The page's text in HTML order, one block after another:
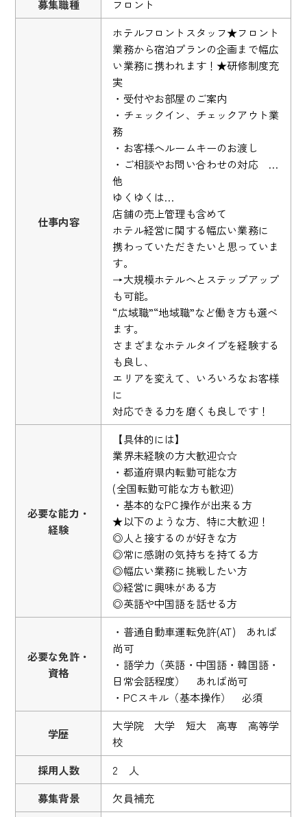
募集職種 フロント
仕事内容
ホテルフロントスタッフ★フロント
業務から宿泊プランの企画まで幅広
い業務に携われます！★研修制度充
実
・受付やお部屋のご案内
・チェックイン、チェックアウト業
務
・お客様へルームキーのお渡し
・ご相談やお問い合わせの対応 …
他
ゆくゆくは…
店舗の売上管理も含めて
ホテル経営に関する幅広い業務に
携わっていただきたいと思っていま
す。
→大規模ホテルへとステップアップ
も可能。
“広域職”“地域職”など働き方も選べ
ます。
さまざまなホテルタイプを経験する
も良し、
エリアを変えて、いろいろなお客様
に
対応できる力を磨くも良しです！
必要な能力・
経験
【具体的には】
業界未経験の方大歓迎☆☆
・都道府県内転勤可能な方
(全国転勤可能な方も歓迎)
・基本的なPC操作が出来る方
★以下のような方、特に大歓迎！
◎人と接するのが好きな方
◎常に感謝の気持ちを持てる方
◎幅広い業務に挑戦したい方
◎経営に興味がある方
◎英語や中国語を話せる方
必要な免許・
資格
・普通自動車運転免許(AT) あれば
尚可
・語学力（英語・中国語・韓国語・
日常会話程度） あれば尚可
・PCスキル（基本操作） 必須
学歴
大学院 大学 短大 高専 高等学
校
採用人数
2 人
募集背景
欠員補充